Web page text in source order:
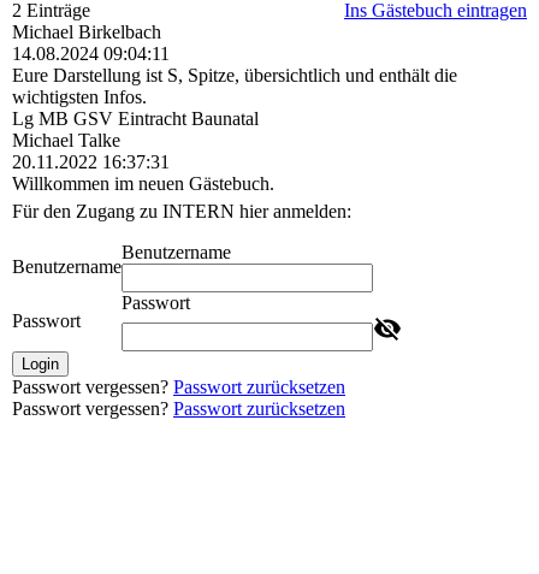
2 Einträge
Ins Gästebuch eintragen
Michael Birkelbach
14.08.2024 09:04:11
Eure Darstellung ist S, Spitze, übersichtlich und enthält die
wichtigsten Infos.
Lg MB GSV Eintracht Baunatal
Michael Talke
20.11.2022 16:37:31
Willkommen im neuen Gästebuch.
Für den Zugang zu INTERN hier anmelden:
Benutzername
Benutzername
Passwort
Passwort
Login
Passwort vergessen? Passwort zurücksetzen
Passwort vergessen? Passwort zurücksetzen